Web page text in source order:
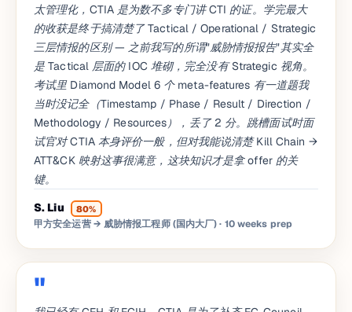
太管理化，CTIA 是为数不多专门讲 CTI 的证。学完最大
的收获是终于搞清楚了 Tactical / Operational / Strategic
三层情报的区别 — 之前我写的所谓"威胁情报报告"其实全
是 Tactical 层面的 IOC 堆砌，完全没有 Strategic 视角。
考试里 Diamond Model 6 个 meta-features 有一道题我
当时没记全（Timestamp / Phase / Result / Direction /
Methodology / Resources），丢了 2 分。跳槽面试时面
试官对 CTIA 本身评价一般，但对我能说清楚 Kill Chain →
ATT&CK 映射这事很满意，这块知识才是拿 offer 的关
键。
S. Liu
80%
甲方安全运营 → 威胁情报工程师 (国内大厂)· 10 weeks prep